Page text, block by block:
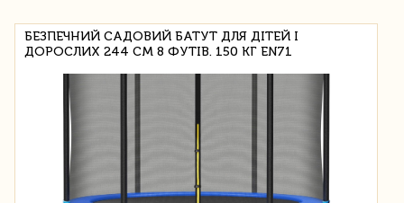
БЕЗПЕЧНИЙ САДОВИЙ БАТУТ ДЛЯ ДІТЕЙ І
ДОРОСЛИХ 244 СМ 8 ФУТІВ. 150 КГ EN71